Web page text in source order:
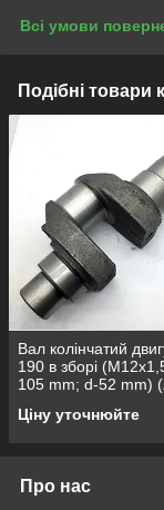
Всі умови
Подібні товари
Вал колінчатий
190 в зборі
105 mm; d-52 mm)
Ціну уточнюйте
Про нас